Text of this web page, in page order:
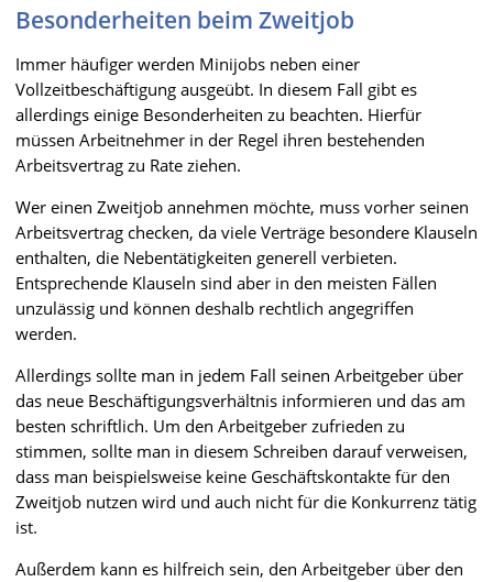
Besonderheiten beim Zweitjob
Immer häufiger werden Minijobs neben einer
Vollzeitbeschäftigung ausgeübt. In diesem Fall gibt es
allerdings einige Besonderheiten zu beachten. Hierfür
müssen Arbeitnehmer in der Regel ihren bestehenden
Arbeitsvertrag zu Rate ziehen.
Wer einen Zweitjob annehmen möchte, muss vorher seinen
Arbeitsvertrag checken, da viele Verträge besondere Klauseln
enthalten, die Nebentätigkeiten generell verbieten.
Entsprechende Klauseln sind aber in den meisten Fällen
unzulässig und können deshalb rechtlich angegriffen
werden.
Allerdings sollte man in jedem Fall seinen Arbeitgeber über
das neue Beschäftigungsverhältnis informieren und das am
besten schriftlich. Um den Arbeitgeber zufrieden zu
stimmen, sollte man in diesem Schreiben darauf verweisen,
dass man beispielsweise keine Geschäftskontakte für den
Zweitjob nutzen wird und auch nicht für die Konkurrenz tätig
ist.
Außerdem kann es hilfreich sein, den Arbeitgeber über den